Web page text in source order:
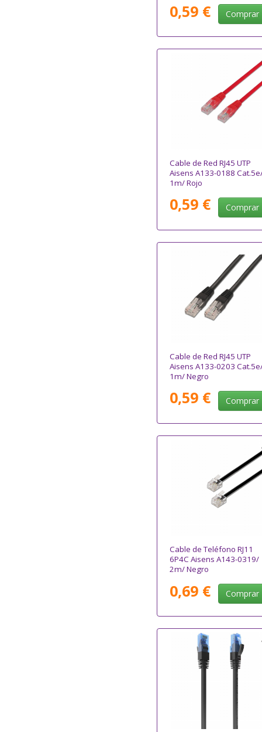
0,59 € Comprar
Cable de Red RJ45 UTP
Aisens A133-0188
1m/ Rojo
0,59 € Comprar
Cable de Red RJ45 UTP
Aisens A133-0203
1m/ Negro
0,59 € Comprar
Cable de Teléfono RJ11
6P4C Aisens A143-0319/
2m/ Negro
0,69 € Comprar